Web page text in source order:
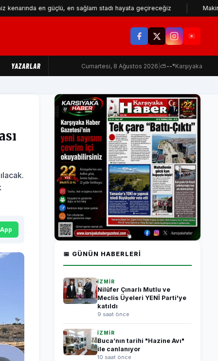
en güçlü, en sağlam stadı hayata geçireceğiz Makine
YAZARLAR Cumartesi, 8 Ağustos 2026 ⛅--°Karşıyaka
📅 GÜNÜN HABERLERI
İZMİR
Nilüfer Çınarlı Mutlu ve
Meclis Üyeleri YENİ Parti'ye
katıldı
9 saat önce
İZMİR
Buca’nın tarihi "Hazine Avı"
ile canlanıyor
10 saat önce